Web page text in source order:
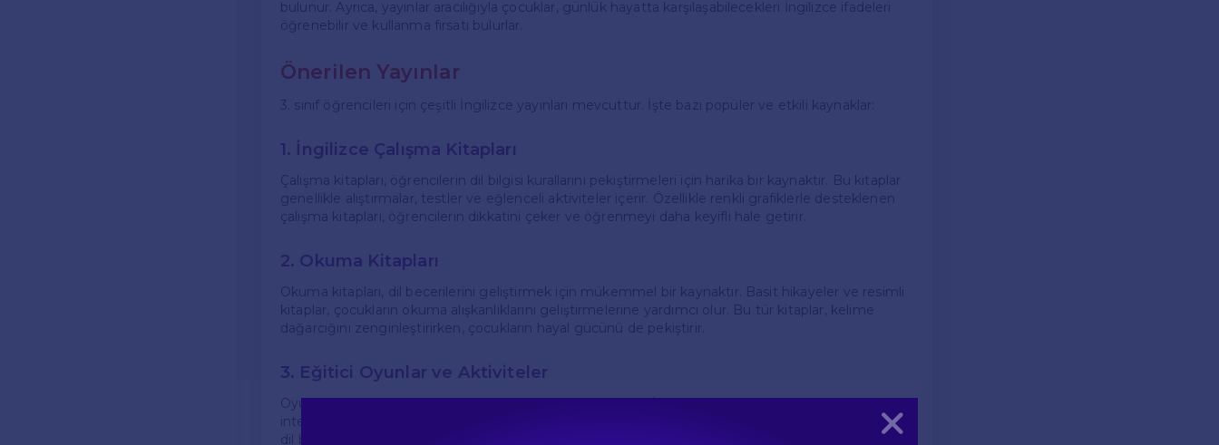
bulunur. Ayrıca, yayınlar aracılığıyla çocuklar, günlük hayatta karşılaşabilecekleri İngilizce ifadeleri
öğrenebilir ve kullanma fırsatı bulurlar.
Önerilen Yayınlar
3. sınıf öğrencileri için çeşitli İngilizce yayınları mevcuttur. İşte bazı popüler ve etkili kaynaklar:
1. İngilizce Çalışma Kitapları
Çalışma kitapları, öğrencilerin dil bilgisi kurallarını pekiştirmeleri için harika bir kaynaktır. Bu kitaplar
genellikle alıştırmalar, testler ve eğlenceli aktiviteler içerir. Özellikle renkli grafiklerle desteklenen
çalışma kitapları, öğrencilerin dikkatini çeker ve öğrenmeyi daha keyifli hale getirir.
2. Okuma Kitapları
Okuma kitapları, dil becerilerini geliştirmek için mükemmel bir kaynaktır. Basit hikayeler ve resimli
kitaplar, çocukların okuma alışkanlıklarını geliştirmelerine yardımcı olur. Bu tür kitaplar, kelime
dağarcığını zenginleştirirken, çocukların hayal gücünü de pekiştirir.
3. Eğitici Oyunlar ve Aktiviteler
Oyunlar ve aktiviteler, dil öğrenimini eğlenceli hale getirir. İngilizce kelime oyunları, bulmacalar ve
interaktif uygulamalar, çocukların öğrenirken keyif almasını sağlar. Bu tür materyaller, öğrencilerin
dil becerilerini geliştirmelerine yardımcı olurken, aynı zamanda sosyal etkileşimi de artırır.
Kapat